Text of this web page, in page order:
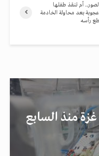
أم تنقذ طفلها
بعد محاولة الخادمة
رأسه
غزة منذ السابع